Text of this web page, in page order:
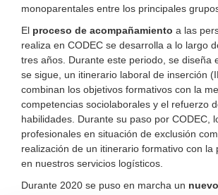
monoparentales entre los principales
El proceso de acompañamiento a las
realiza en CODEC se desarrolla a lo largo
tres años. Durante este periodo, se diseña
se sigue, un itinerario laboral de inserción
combinan los objetivos formativos con la
competencias sociolaborales y el refuerzo
habilidades. Durante su paso por CODEC,
profesionales en situación de exclusión
realización de un itinerario formativo con la
en nuestros servicios logísticos.
Durante 2020 se puso en marcha un